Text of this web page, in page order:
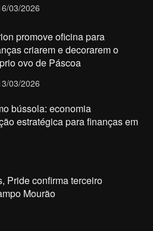
03/2026
promove oficina para
criarem e decorarem o
ovo de Páscoa
03/2026
bússola: economia
estratégica para finanças em
Pride confirma terceiro
Mourão